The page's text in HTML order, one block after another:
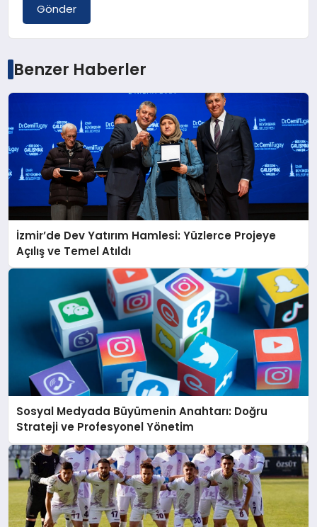
Gönder
Benzer Haberler
İzmir’de Dev Yatırım Hamlesi: Yüzlerce Projeye
Açılış ve Temel Atıldı
Sosyal Medyada Büyümenin Anahtarı: Doğru
Strateji ve Profesyonel Yönetim